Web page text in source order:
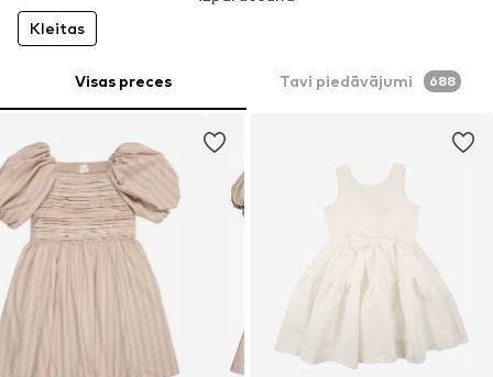
Kleitas
Visas preces Tavi piedāvājumi 688